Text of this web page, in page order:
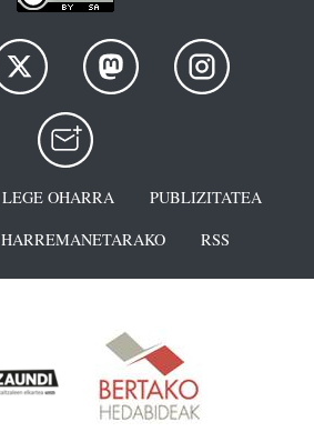
LEGE OHARRA
PUBLIZITATEA
HARREMANETARAKO RSS